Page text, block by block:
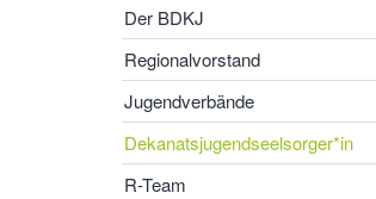
Der BDKJ
Regionalvorstand
Jugendverbände
Dekanatsjugendseelsorger*in
R-Team